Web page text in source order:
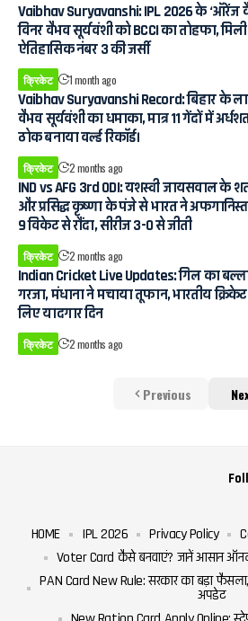
Vaibhav Suryavanshi: IPL 2026 के ‘ऑरेंज
विनर वैभव सूर्यवंशी को BCCI का तोहफा, मिली
ऐतिहासिक नंबर 3 की जर्सी
क्रिकेट 1 month ago
Vaibhav Suryavanshi Record: बिहार के
वैभव सूर्यवंशी का धमाका, मात्र 11 गेंदों में
ठोक बनाया वर्ल्ड रिकॉर्ड।
क्रिकेट 2 months ago
IND vs AFG 3rd ODI: यशस्वी जायसवाल के
और प्रसिद्ध कृष्णा के पंजे से भारत ने
9 विकेट से रौंदा, सीरीज 3-0 से जीती
क्रिकेट 2 months ago
Indian Cricket Live Updates: गिल का
गरजा, मंधाना ने मचाया तूफान, भारतीय
लिए यादगार दिन
क्रिकेट 2 months ago
Previous
HOME IPL 2026 Privacy Policy
Voter Card कैसे बनवाएं? जानें आसान
PAN Card New Rule: सरकार का बड़ा
अपडेट